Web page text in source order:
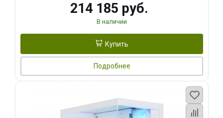
214 185 руб.
В наличии
Купить
Подробнее